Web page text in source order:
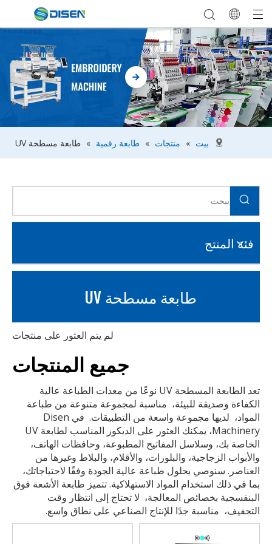
بيت » منتجات » طابعة رقمية » طابعة مسطحة UV
فئة المنتج
طابعة مسطحة UV
لم يتم العثور على منتجات
جميع المنتجات
تعد الطابعة المسطحة UV نوعًا من معدات الطباعة عالية
الكفاءة وصديقة للبيئة، ‌ مناسبة لمجموعة متنوعة من طباعة
المواد، ‌ لديها مجموعة واسعة من التطبيقات. ‌ في Disen
Machinery، يمكنك العثور على الديكور المناسب لطابعة UV
الخاصة بك، وسلاسل المفاتيح المطبوعة، وحافظات الهاتف،
والأبواب الزجاجية، والبلورات، والأقلام، والبلاط وغيرها من
العناصر. سنوصي بحلول طباعة عالية الجودة وفقًا لاحتياجاتك،
بما في ذلك استخدام المواد الاستهلاكية. تتميز طابعة الأشعة فوق
البنفسجية بخصائص المعالجة، ‌ لا تحتاج إلى انتظار وقت
التجفيف، ‌ مناسبة جدًا للإنتاج الصناعي على نطاق واسع.